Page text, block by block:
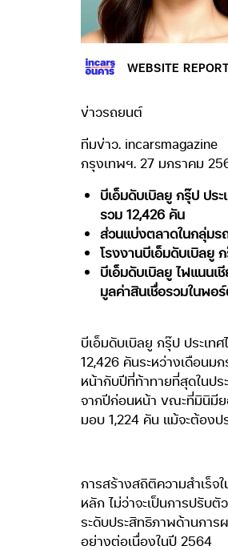
WEBSITE
ข่าวรถยนต์
ทีมข่าว. incarsmagazine
กรุงเทพฯ. 27 มกราคม
บีเอ็มดับเบิลยู กรุ๊ป ปร
รวม 12,426 คัน
ส่วนแบ่งตลาดในกลุ่มร
โรงงานบีเอ็มดับเบิลยู
บีเอ็มดับเบิลยู ไฟแนน
มูลค่าสินเชื่อรวมในพอ
บีเอ็มดับเบิลยู กรุ๊ป ประเ
12,426 คันระหว่างเดือนม
หน้ากับปีที่ท้าทายที่สุดในป
จากปีก่อนหน้า ขณะที่มินิมีย
มอบ 1,224 คัน แม้จะต้อง
การสร้างสถิติความสำเร็จ
หลัก ไม่ว่าจะเป็นการปรับ
ระดับประสิทธิภาพด้านกา
อย่างต่อเนื่องในปี 2564